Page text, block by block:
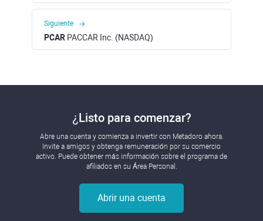
Siguiente
PCAR PACCAR Inc. (NASDAQ)
¿Listo para comenzar?
Abre una cuenta y comienza a invertir con Metadoro ahora.
Invite a amigos y obtenga remuneración por su comercio
activo. Puede obtener más información sobre el programa de
afiliados en su Área Personal.
Abrir una cuenta